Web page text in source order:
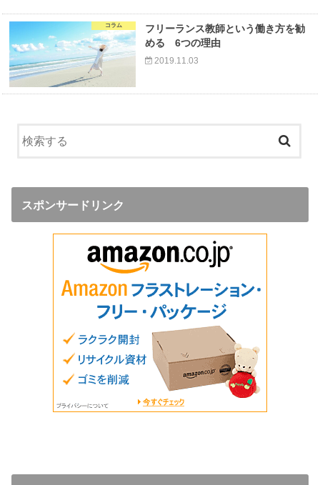
コラム
フリーランス教師という働き方を勧
める 6つの理由
2019.11.03
スポンサードリンク